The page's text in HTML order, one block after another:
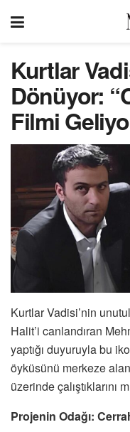
Kurtlar
Dönüyor:
Filmi
Kurtlar Vadisi’nin
Halit’i canlandıran
yaptığı duyuruyla bu
öyküsünü merkeze
üzerinde çalıştıklarını
Projenin Odağı: